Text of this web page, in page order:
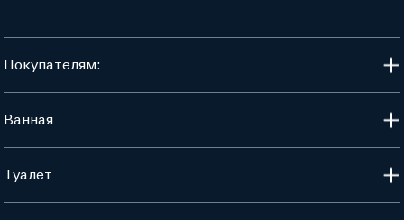
Покупателям:
Ванная
Туалет